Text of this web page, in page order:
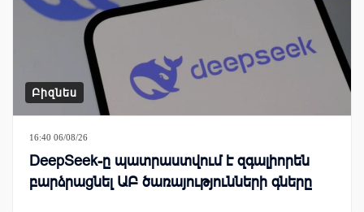
Բիզնես
16:40 06/08/26
DeepSeek-ը պատրաստվում է զգալիորեն
բարձրացնել ԱԲ ծառայությունների գները